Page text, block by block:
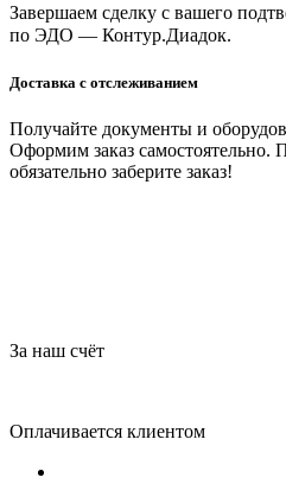
Завершаем сделку с вашего
по ЭДО — Контур.Диадок.
Доставка с отслеживанием
Получайте документы и
Оформим заказ самостоятельно.
обязательно заберите заказ!
За наш счёт
Оплачивается клиентом